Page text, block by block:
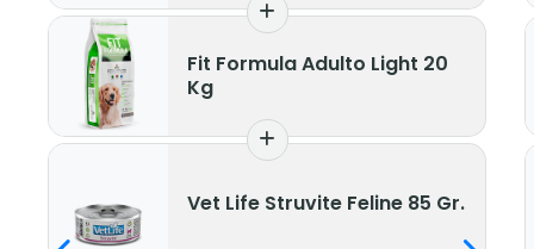
Fit Formula Adulto Light 20
Kg
Vet Life Struvite Feline 85 Gr.